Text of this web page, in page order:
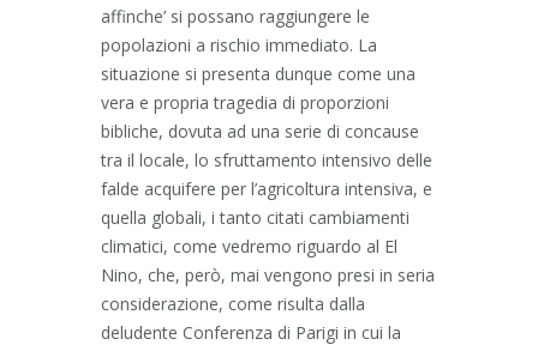
affinche’ si possano raggiungere le
popolazioni a rischio immediato. La
situazione si presenta dunque come una
vera e propria tragedia di proporzioni
bibliche, dovuta ad una serie di concause
tra il locale, lo sfruttamento intensivo delle
falde acquifere per l’agricoltura intensiva, e
quella globali, i tanto citati cambiamenti
climatici, come vedremo riguardo al El
Nino, che, però, mai vengono presi in seria
considerazione, come risulta dalla
deludente Conferenza di Parigi in cui la